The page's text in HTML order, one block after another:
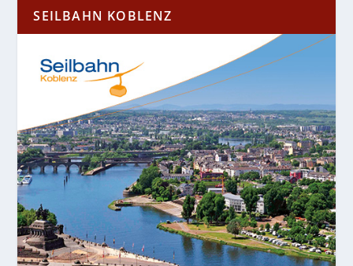
SEILBAHN KOBLENZ